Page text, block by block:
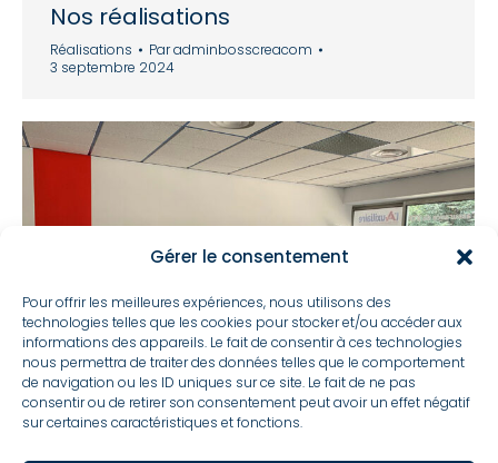
Gérer le consentement
Pour offrir les meilleures expériences, nous utilisons des
technologies telles que les cookies pour stocker et/ou accéder aux
informations des appareils. Le fait de consentir à ces technologies
nous permettra de traiter des données telles que le comportement
de navigation ou les ID uniques sur ce site. Le fait de ne pas
consentir ou de retirer son consentement peut avoir un effet négatif
sur certaines caractéristiques et fonctions.
Nos réalisations
Réalisations Paradminbosscreacom
3 septembre 2024